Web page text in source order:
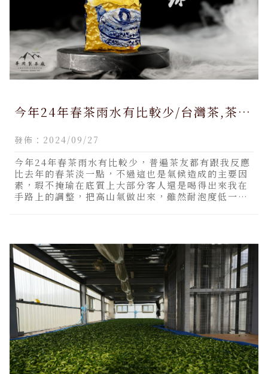
今年24年春茶雨水有比較少/台灣茶,茶
山茶
發佈：2024/09/27
今年24年春茶雨水有比較少，普遍茶友都有跟我反應
比去年的春茶淡一點，不過這也是氣候造成的主要因
素，瑕不掩瑜在底質上大部分客人還是喝得出來我在
手路上的調整，把高山氣做出來，雖然耐泡度低一點